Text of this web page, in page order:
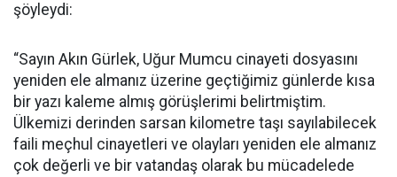
şöyleydi:
“Sayın Akın Gürlek, Uğur Mumcu cinayeti dosyasını
yeniden ele almanız üzerine geçtiğimiz günlerde kısa
bir yazı kaleme almış görüşlerimi belirtmiştim.
Ülkemizi derinden sarsan kilometre taşı sayılabilecek
faili meçhul cinayetleri ve olayları yeniden ele almanız
çok değerli ve bir vatandaş olarak bu mücadelede